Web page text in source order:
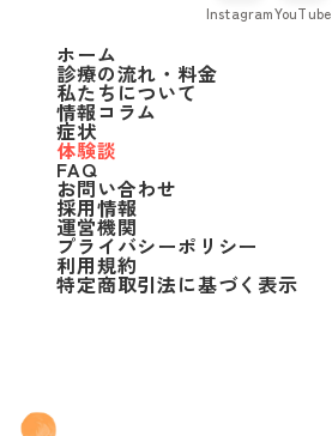
InstagramYouTube
ホーム
診療の流れ・料金
私たちについて
情報コラム
症状
体験談
FAQ
お問い合わせ
採用情報
運営機関
プライバシーポリシー
利用規約
特定商取引法に基づく表示